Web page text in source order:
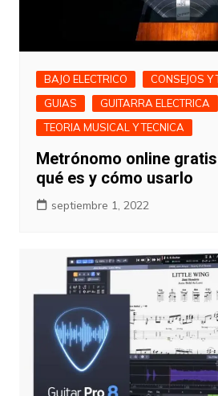
BAJO ELECTRICO
CONSEJOS Y
GUIAS
GUITARRA ELECTRICA
TEORIA MUSICAL Y TECNICA
Metrónomo online
qué es y cómo usarlo
septiembre 1, 2022